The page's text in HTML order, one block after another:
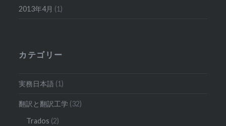
2013年4月 (1)
カテゴリー
実務日本語 (1)
翻訳と翻訳工学 (32)
Trados (2)